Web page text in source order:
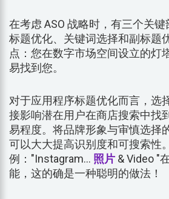
在考虑 ASO 战略时，有三个关
标题优化、关键词选择和副标题
点：您在数字市场空间设立的灯
易找到您。
对于应用程序标题优化而言，选
接影响潜在用户在商店搜索中找
易程度。将品牌形象与审慎选择
可以大大提高识别度和可搜索性
例："Instagram... 照片 & Video "
能，这的确是一种聪明的做法！